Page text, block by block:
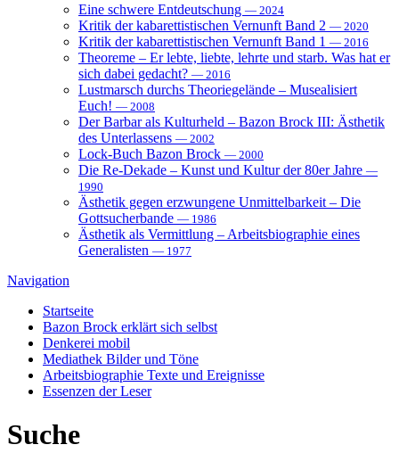
Eine schwere Entdeutschung — 2024
Kritik der kabarettistischen Vernunft Band 2 — 2020
Kritik der kabarettistischen Vernunft Band 1 — 2016
Theoreme – Er lebte, liebte, lehrte und starb. Was hat er
sich dabei gedacht? — 2016
Lustmarsch durchs Theoriegelände – Musealisiert
Euch! — 2008
Der Barbar als Kulturheld – Bazon Brock III: Ästhetik
des Unterlassens — 2002
Lock-Buch Bazon Brock — 2000
Die Re-Dekade – Kunst und Kultur der 80er Jahre —
1990
Ästhetik gegen erzwungene Unmittelbarkeit – Die
Gottsucherbande — 1986
Ästhetik als Vermittlung – Arbeitsbiographie eines
Generalisten — 1977
Navigation
Startseite
Bazon Brock erklärt sich selbst
Denkerei mobil
Mediathek Bilder und Töne
Arbeitsbiographie Texte und Ereignisse
Essenzen der Leser
Suche